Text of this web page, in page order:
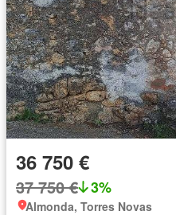
36 750 €
37 750 € 3%
Almonda, Torres Novas